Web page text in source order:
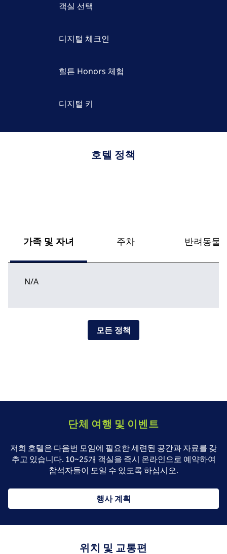
객실 선택
디지털 체크인
힐튼 Honors 체험
디지털 키
호텔 정책
가족 및 자녀 주차 반려동물
N/A
모든 정책
단체 여행 및 이벤트
저희 호텔은 다음번 모임에 필요한 세련된 공간과 자료를 갖
추고 있습니다. 10~25개 객실을 즉시 온라인으로 예약하여
참석자들이 모일 수 있도록 하십시오.
행사 계획
위치 및 교통편